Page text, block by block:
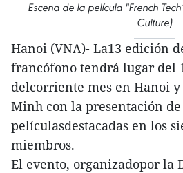
Escena de la película "French
Culture)
Hanoi (VNA)- La13 edición
francófono tendrá lugar del
delcorriente mes en Hanoi y
Minh con la presentación de
películasdestacadas en los
miembros.
El evento, organizadopor la